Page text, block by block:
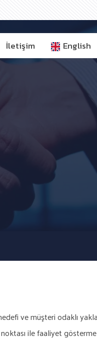
İletişim English
ve müşteri odaklı
ile faaliyet